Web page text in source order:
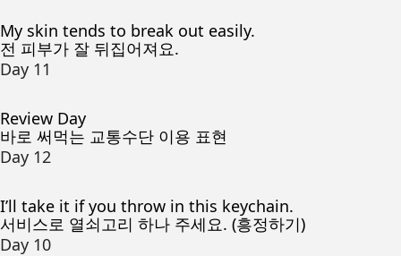
My skin tends to break out easily.
전 피부가 잘 뒤집어져요.
Day 11
Review Day
바로 써먹는 교통수단 이용 표현
Day 12
I’ll take it if you throw in this keychain.
서비스로 열쇠고리 하나 주세요. (흥정하기)
Day 10